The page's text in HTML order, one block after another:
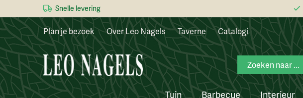
Snelle levering
Plan je bezoek Over Leo Nagels Taverne Catalogi
Tuin Barbecue Interieur